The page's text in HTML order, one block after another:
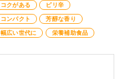
コクがある
ピリ辛
コンパクト
芳醇な香り
幅広い世代に
栄養補助食品